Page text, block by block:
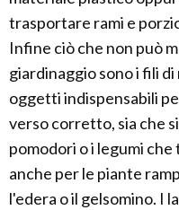
trasportare rami e
Infine ciò che non può
giardinaggio sono i fili
oggetti indispensabili
verso corretto, sia che
pomodori o i legumi
anche per le piante
l'edera o il gelsomino. I